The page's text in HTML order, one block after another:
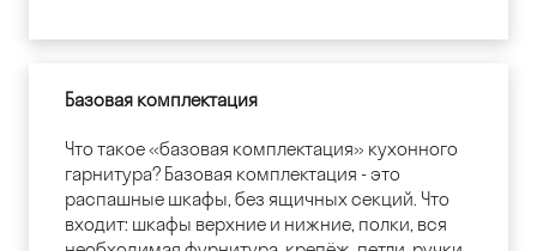
Базовая комплектация
Что такое «базовая комплектация» кухонного
гарнитура? Базовая комплектация - это
распашные шкафы, без ящичных секций. Что
входит: шкафы верхние и нижние, полки, вся